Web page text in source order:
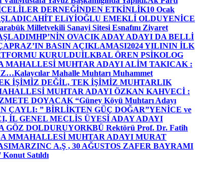
DERNEĞİNDEN ETKİNLİK10 Ocak
CAHİT ELiYİOĞLU EMEKLİ OLDUYENİCE
Milletvekili Sanayi Sitesi Esnafını Ziyaret
MHP’NİN OVACIK ADAY ADAYI DA BELLİ
BASIN AÇIKLAMASI2024 YILININ İLK
KURULDUİLKBAL ÖREN PSİKOLOG
MAHALLESİ MUHTAR ADAYI ALİM TAKICAK :
Kalaycılar Mahalle Muhtarı Muhammet
EK İŞİMİZ DEĞİL, TEK İŞİMİZ MUHTARLIK
MUHTAR ADAYI ÖZKAN KAHVECİ :
DOYACAK “Güney Köyü Muhtarı Adayı
ÇAYLI: ” BİRLİKTEN GÜÇ DOĞAR”YENİCE ve
İL GENEL MECLİS ÜYESİ ADAY ADAYI
GÖZ DOLDURUYORKBÜ Rektörü Prof. Dr. Fatih
MMAHALLESİ MUHTAR ADAYI MURAT
MARZINC A.Ş , 30 AĞUSTOS ZAFER BAYRAMI
Satıldı